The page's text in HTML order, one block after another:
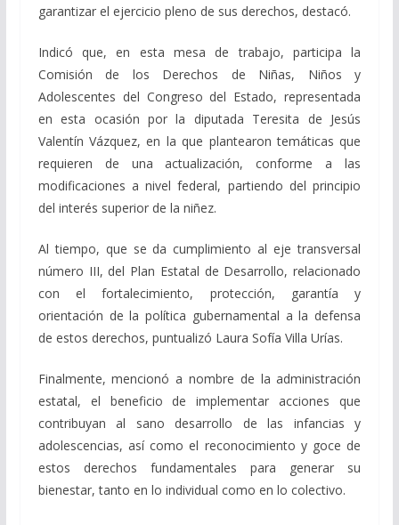
garantizar el ejercicio pleno de sus derechos, destacó.
Indicó que, en esta mesa de trabajo, participa la
Comisión de los Derechos de Niñas, Niños y
Adolescentes del Congreso del Estado, representada
en esta ocasión por la diputada Teresita de Jesús
Valentín Vázquez, en la que plantearon temáticas que
requieren de una actualización, conforme a las
modificaciones a nivel federal, partiendo del principio
del interés superior de la niñez.
Al tiempo, que se da cumplimiento al eje transversal
número III, del Plan Estatal de Desarrollo, relacionado
con el fortalecimiento, protección, garantía y
orientación de la política gubernamental a la defensa
de estos derechos, puntualizó Laura Sofía Villa Urías.
Finalmente, mencionó a nombre de la administración
estatal, el beneficio de implementar acciones que
contribuyan al sano desarrollo de las infancias y
adolescencias, así como el reconocimiento y goce de
estos derechos fundamentales para generar su
bienestar, tanto en lo individual como en lo colectivo.